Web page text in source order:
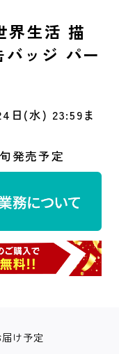
界生活 描
ッジ パー
日(水) 23:59ま
発売予定
け予定